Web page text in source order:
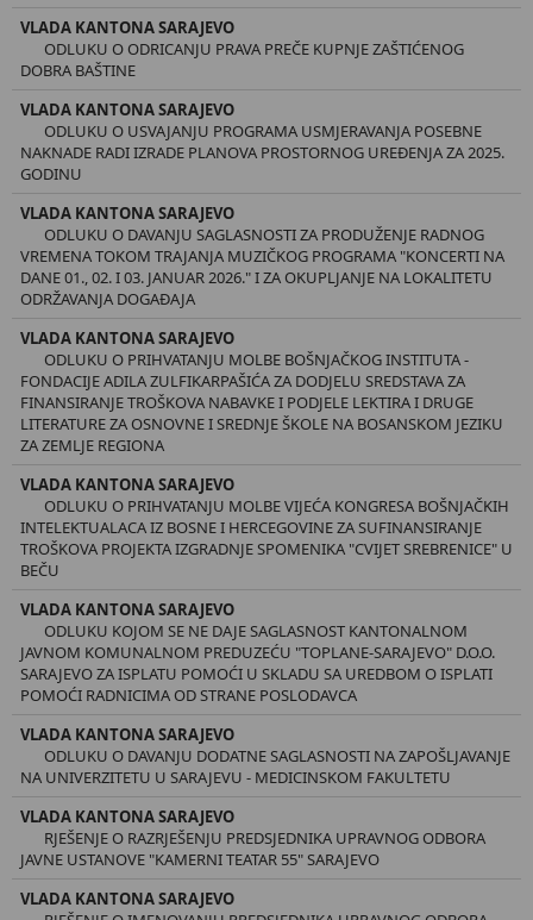
VLADA KANTONA SARAJEVO
ODLUKU O ODRICANJU PRAVA PREČE KUPNJE ZAŠTIĆENOG
DOBRA BAŠTINE
VLADA KANTONA SARAJEVO
ODLUKU O USVAJANJU PROGRAMA USMJERAVANJA POSEBNE
NAKNADE RADI IZRADE PLANOVA PROSTORNOG UREĐENJA ZA 2025.
GODINU
VLADA KANTONA SARAJEVO
ODLUKU O DAVANJU SAGLASNOSTI ZA PRODUŽENJE RADNOG
VREMENA TOKOM TRAJANJA MUZIČKOG PROGRAMA "KONCERTI NA
DANE 01., 02. I 03. JANUAR 2026." I ZA OKUPLJANJE NA LOKALITETU
ODRŽAVANJA DOGAĐAJA
VLADA KANTONA SARAJEVO
ODLUKU O PRIHVATANJU MOLBE BOŠNJAČKOG INSTITUTA -
FONDACIJE ADILA ZULFIKARPAŠIĆA ZA DODJELU SREDSTAVA ZA
FINANSIRANJE TROŠKOVA NABAVKE I PODJELE LEKTIRA I DRUGE
LITERATURE ZA OSNOVNE I SREDNJE ŠKOLE NA BOSANSKOM JEZIKU
ZA ZEMLJE REGIONA
VLADA KANTONA SARAJEVO
ODLUKU O PRIHVATANJU MOLBE VIJEĆA KONGRESA BOŠNJAČKIH
INTELEKTUALACA IZ BOSNE I HERCEGOVINE ZA SUFINANSIRANJE
TROŠKOVA PROJEKTA IZGRADNJE SPOMENIKA "CVIJET SREBRENICE" U
BEČU
VLADA KANTONA SARAJEVO
ODLUKU KOJOM SE NE DAJE SAGLASNOST KANTONALNOM
JAVNOM KOMUNALNOM PREDUZEĆU "TOPLANE-SARAJEVO" D.O.O.
SARAJEVO ZA ISPLATU POMOĆI U SKLADU SA UREDBOM O ISPLATI
POMOĆI RADNICIMA OD STRANE POSLODAVCA
VLADA KANTONA SARAJEVO
ODLUKU O DAVANJU DODATNE SAGLASNOSTI NA ZAPOŠLJAVANJE
NA UNIVERZITETU U SARAJEVU - MEDICINSKOM FAKULTETU
VLADA KANTONA SARAJEVO
RJEŠENJE O RAZRJEŠENJU PREDSJEDNIKA UPRAVNOG ODBORA
JAVNE USTANOVE "KAMERNI TEATAR 55" SARAJEVO
VLADA KANTONA SARAJEVO